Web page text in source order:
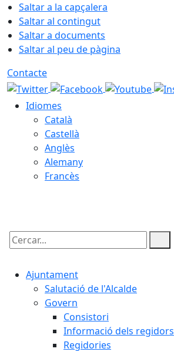
Saltar a la capçalera
Saltar al contingut
Saltar a documents
Saltar al peu de pàgina
Contacte
Idiomes
Català
Castellà
Anglès
Alemany
Francès
Cercar:
Ajuntament
Salutació de l'Alcalde
Govern
Consistori
Informació dels regidors
Regidories